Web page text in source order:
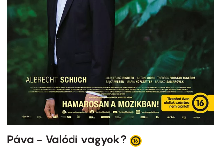
Páva - Valódi vagyok?